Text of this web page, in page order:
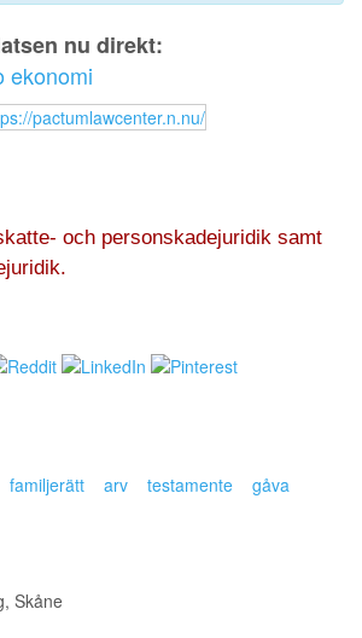
nu direkt:
ekonomi
och personskadejuridik samt
familjerätt arv testamente
gåva
Skåne